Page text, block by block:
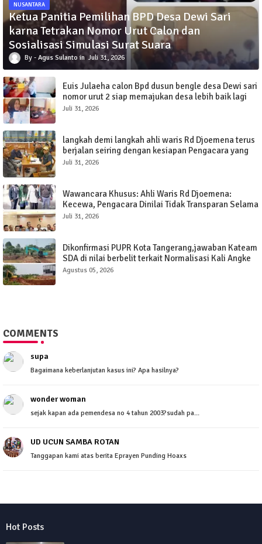
NUSANTARA
Ketua Panitia Pemilihan BPD Desa Dewi Sari
karna Tetrakan Nomor Urut Calon dan
Sosialisasi Simulasi Surat Suara
Agus Sulanto Juli 31, 2026
Euis Julaeha calon Bpd dusun bengle desa Dewi sari
nomor urut 2 siap memajukan desa lebih baik lagi
Juli 31, 2026
langkah demi langkah ahli waris Rd Djoemena terus
berjalan seiring dengan kesiapan Pengacara yang
siap memenangkan sengketa tanah elang.
Juli 31, 2026
Wawancara Khusus: Ahli Waris Rd Djoemena:
Kecewa, Pengacara Dinilai Tidak Transparan Selama
Tujuh Tahun.
Juli 31, 2026
Dikonfirmasi PUPR Kota Tangerang,jawaban Kateam
SDA di nilai berbelit terkait Normalisasi Kali Angke
Sudimara Pinang.
Agustus 05, 2026
COMMENTS
supa
Bagaimana keberlanjutan kasus ini? Apa hasilnya?
wonder woman
sejak kapan ada pemendesa no 4 tahun 2003?sudah pa...
UD UCUN SAMBA ROTAN
Tanggapan kami atas berita Eprayen Punding Hoaxs
Hot Posts